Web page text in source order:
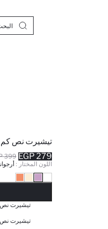
تيشيرت نص كم
399 EGP 279 EGP
اللون المختار :
تيشيرت نص
تيشيرت نص